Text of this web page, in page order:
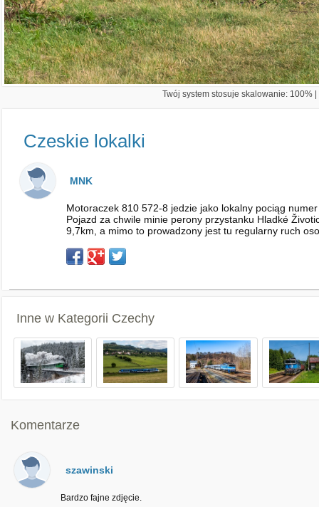
Twój system stosuje skalowanie: 100%
Czeskie lokalki
MNK
Motoraczek 810 572-8 jedzie jako lokalny pociąg
Pojazd za chwile minie perony przystanku Hladké
9,7km, a mimo to prowadzony jest tu regularny ruch
Inne w Kategorii Czechy
Komentarze
szawinski
Bardzo fajne zdjęcie.